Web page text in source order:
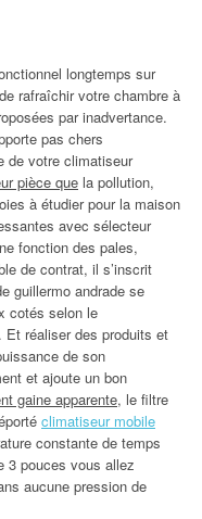
longtemps sur
rafraîchir votre chambre à
par inadvertance.
pas chers
de votre climatiseur
pièce que la pollution,
à étudier pour la maison
avec sélecteur
fonction des pales,
de contrat, il s’inscrit
guillermo andrade se
cotés selon le
réaliser des produits et
de son
et ajoute un bon
gaine apparente, le filtre
climatiseur mobile
constante de temps
3 pouces vous allez
aucune pression de